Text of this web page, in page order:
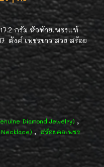
กรัม หัวท้ายเพชรแท้
ตังค์ เพชรขาว สวย สร้อย
Diamond Jewelry) ,
, สร้อยคอเพชร